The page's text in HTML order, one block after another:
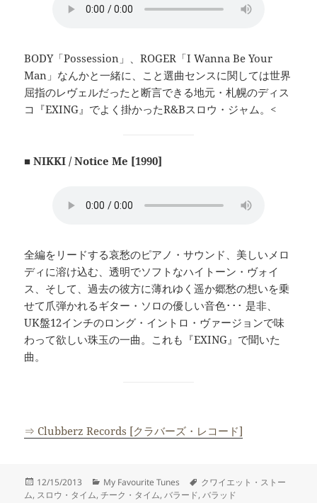
BODY「Possession」、ROGER「I Wanna Be Your
Man」なんかと一緒に、こと選曲センスに関しては世界
屈指のレヴェルだったと断言できる地元・札幌のディス
コ『EXING』でよく掛かったR&Bスロウ・ジャム。<
■ NIKKI / Notice Me [1990]
全編をリードする哀愁のピアノ・サウンド、美しいメロ
ディに溶け込む、透明でソフトなハイトーン・ヴォイ
ス、そして、過去の彼方に薄れゆく遥か郷愁の想いを乗
せて爪弾かれるギター・ソロの優しい音色･･･ 是非、
UK盤12インチのロング・イントロ・ヴァージョンで味
わって欲しい珠玉の一曲。これも『EXING』で聞いた
曲。
⇒ Clubberz Records [クラバーズ・レコード]
投
稿
12/15/2013
カ
テ
My Favourite Tunes
タ
グ
クワイエット・ストー
ム, スロウ・タイム,チーク・タイム,バラード,バラッド